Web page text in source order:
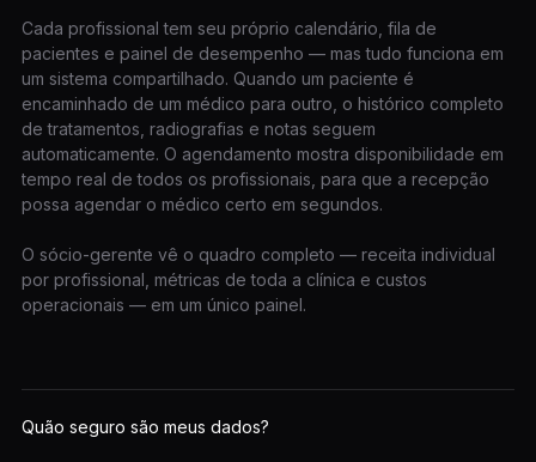
Cada profissional tem seu próprio calendário, fila de
pacientes e painel de desempenho — mas tudo funciona em
um sistema compartilhado. Quando um paciente é
encaminhado de um médico para outro, o histórico completo
de tratamentos, radiografias e notas seguem
automaticamente. O agendamento mostra disponibilidade em
tempo real de todos os profissionais, para que a recepção
possa agendar o médico certo em segundos.
O sócio-gerente vê o quadro completo — receita individual
por profissional, métricas de toda a clínica e custos
operacionais — em um único painel.
Quão seguro são meus dados?